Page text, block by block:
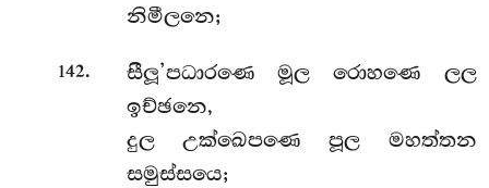
නිමීලනෙ;
142.
සීලූ’පධාරණෙ මූල රොහණෙ ලල
ඉච්ඡනෙ,
දුල උක්ඛෙපණෙ පූල මහත්තන
සමුස්සයෙ;